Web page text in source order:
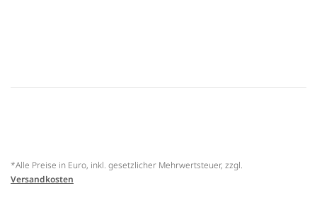
*Alle Preise in Euro, inkl. gesetzlicher Mehrwertsteuer, zzgl.
Versandkosten